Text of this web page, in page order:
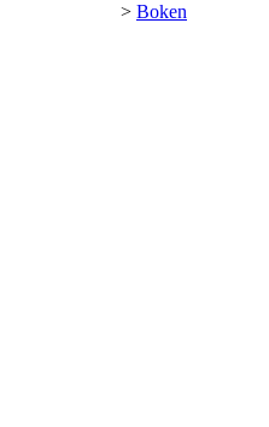
> Boken